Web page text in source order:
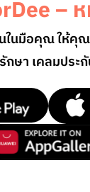
–
ในมือคุณ ให้คุ
ษา เคลมประ